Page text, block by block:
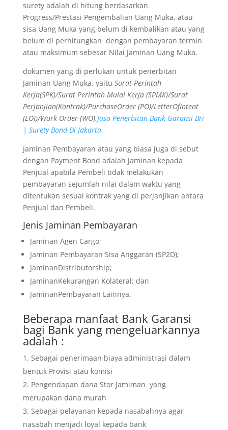
surety adalah di hitung berdasarkan
Progress/Prestasi Pengembalian Uang Muka, atau
sisa Uang Muka yang belum di kembalikan atau yang
belum di perhitungkan dengan pembayaran termin
atau maksimum sebesar Nilai Jaminan Uang Muka.
dokumen yang di perlukan untuk penerbitan
Jaminan Uang Muka, yaitu Surat Perintah
Kerja(SPK)/Surat Perintah Mulai Kerja (SPMK)/Surat
Perjanjian(Kontrak)/PurchaseOrder (PO)/LetterOfIntent
(LOI)/Work Order (WO).Jasa Penerbitan Bank Garansi Bri
| Surety Bond Di Jakarta
Jaminan Pembayaran atau yang biasa juga di sebut
dengan Payment Bond adalah jaminan kepada
Penjual apabila Pembeli tidak melakukan
pembayaran sejumlah nilai dalam waktu yang
ditentukan sesuai kontrak yang di perjanjikan antara
Penjual dan Pembeli.
Jenis Jaminan Pembayaran
Jaminan Agen Cargo;
Jaminan Pembayaran Sisa Anggaran (SP2D);
JaminanDistributorship;
JaminanKekurangan Kolateral; dan
JaminanPembayaran Lainnya.
Beberapa manfaat Bank Garansi
bagi Bank yang mengeluarkannya
adalah :
Sebagai penerimaan biaya administrasi dalam
bentuk Provisi atau komisi
Pengendapan dana Stor Jamiman yang
merupakan dana murah
Sebagai pelayanan kepada nasabahnya agar
nasabah menjadi loyal kepada bank